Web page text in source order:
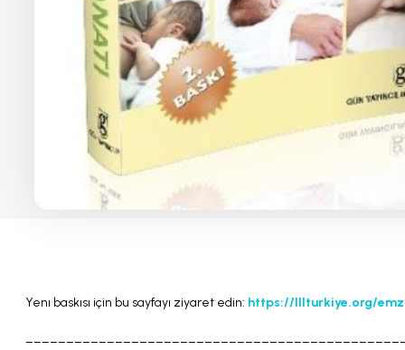
Yenı baskısı için bu sayfayı ziyaret edin: https://lllturkiye.org/